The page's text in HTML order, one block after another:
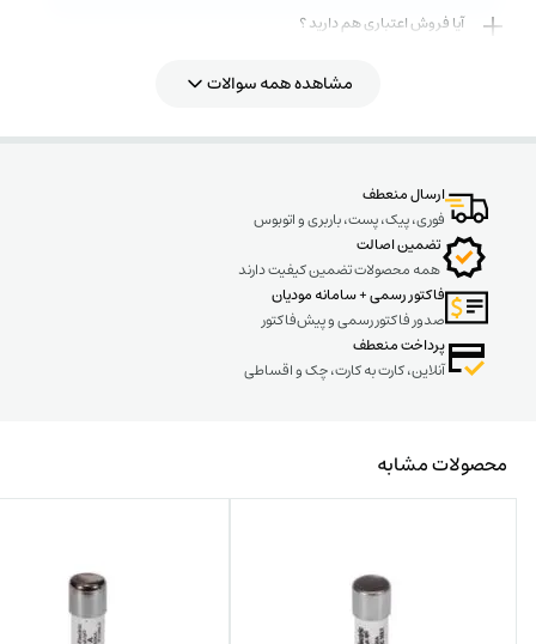
آیا فروش اعتباری هم دارید ؟
روش های ارسال کالا به چه صورت میباشد ؟
مشاهده همه سوالات
ارسال منعطف
فوری، پیک، پست، باربری و اتوبوس
تضمین اصالت
همه محصولات تضمین کیفیت دارند
فاکتور رسمی + سامانه مودیان
صدور فاکتور رسمی و پیش‌فاکتور
پرداخت منعطف
آنلاین، کارت به کارت، چک و اقساطی
محصولات مشابه